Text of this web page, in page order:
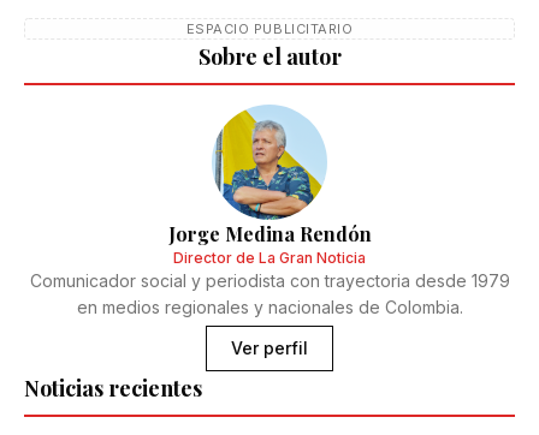
ESPACIO PUBLICITARIO
Noticias recientes
Sobre el autor
Jorge Medina Rendón
Director de La Gran Noticia
Comunicador social y periodista con trayectoria desde 1979
en medios regionales y nacionales de Colombia.
Ver perfil